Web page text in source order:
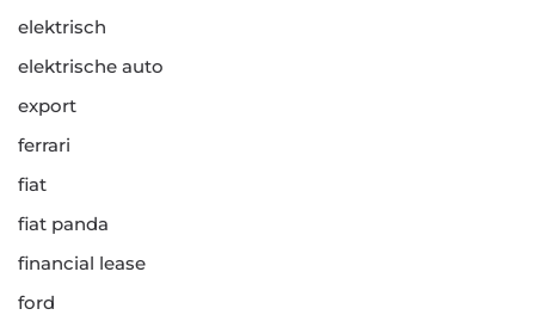
elektrisch
elektrische auto
export
ferrari
fiat
fiat panda
financial lease
ford